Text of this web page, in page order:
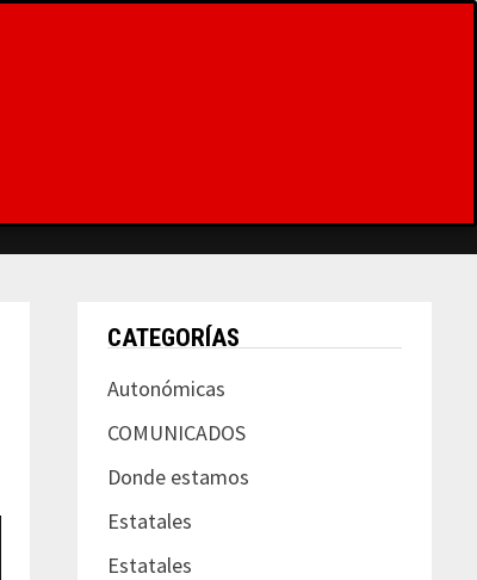
CATEGORÍAS
Autonómicas
COMUNICADOS
Donde estamos
Estatales
Estatales